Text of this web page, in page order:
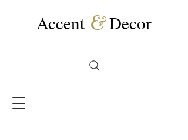
Accent &Decor